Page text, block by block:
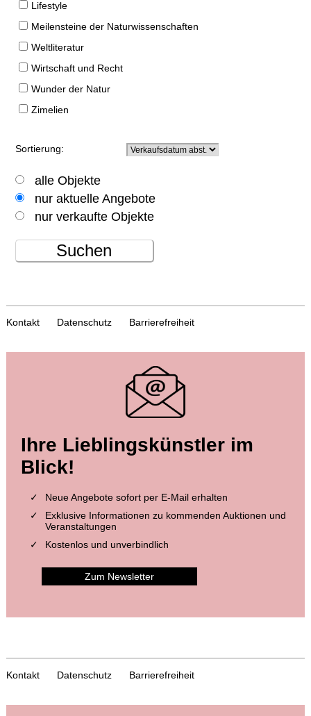
Lifestyle
Meilensteine der Naturwissenschaften
Weltliteratur
Wirtschaft und Recht
Wunder der Natur
Zimelien
Sortierung:
alle Objekte
nur aktuelle Angebote
nur verkaufte Objekte
Suchen
Kontakt Datenschutz Barrierefreiheit
Ihre Lieblingskünstler im
Blick!
Neue Angebote sofort per E-Mail erhalten
Exklusive Informationen zu kommenden Auktionen und
Veranstaltungen
Kostenlos und unverbindlich
Zum Newsletter
Kontakt Datenschutz Barrierefreiheit